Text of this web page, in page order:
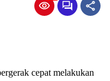
cepat melakukan